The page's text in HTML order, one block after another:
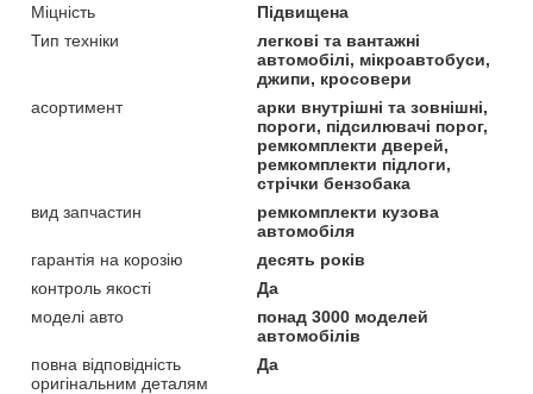
Міцність
Підвищена
Тип техніки
легкові та вантажні
автомобілі, мікроавтобуси,
джипи, кросовери
асортимент
арки внутрішні та зовнішні,
пороги, підсилювачі порог,
ремкомплекти дверей,
ремкомплекти підлоги,
стрічки бензобака
вид запчастин
ремкомплекти кузова
автомобіля
гарантія на корозію
десять років
контроль якості
Да
моделі авто
понад 3000 моделей
автомобілів
повна відповідність
оригінальним деталям
Да